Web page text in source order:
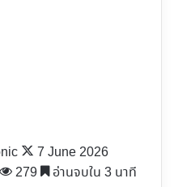
7 June 2026
279
อ่านจบใน 3 นาที